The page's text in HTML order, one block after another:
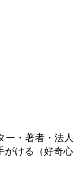
ー・著者・法人
がける（好奇心